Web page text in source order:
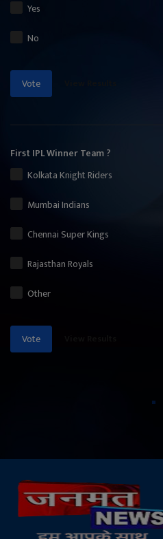
Yes
No
Vote
First IPL Winner Team ?
Kolkata Knight Riders
Mumbai Indians
Chennai Super Kings
Rajasthan Royals
Other
Vote